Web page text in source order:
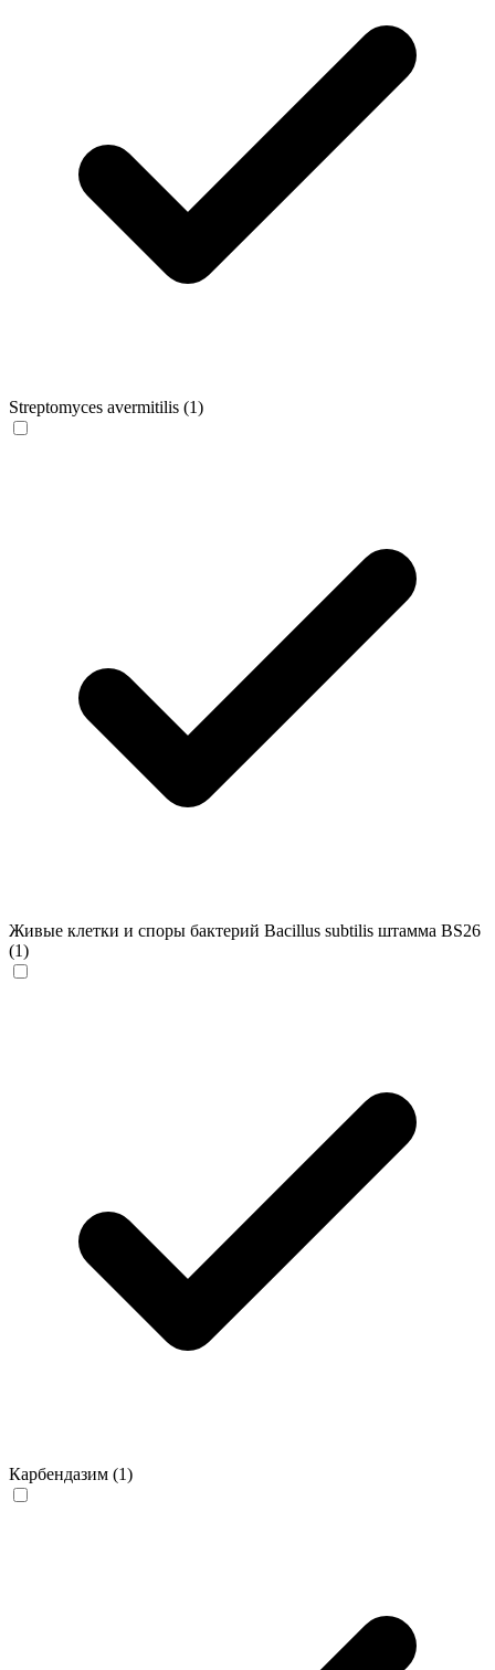
Streptomyces avermitilis (1)
Живые клетки и споры бактерий Bacillus subtilis штамма BS26
(1)
Карбендазим (1)